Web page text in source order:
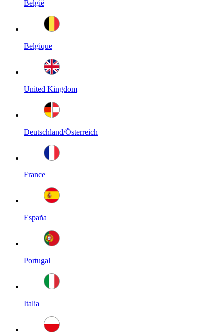
België
Belgique
United Kingdom
Deutschland/Österreich
France
España
Portugal
Italia